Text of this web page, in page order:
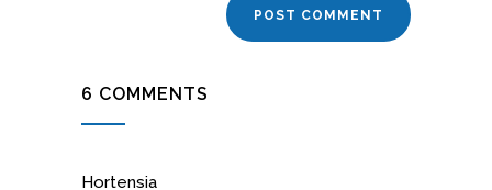
6 COMMENTS
Hortensia